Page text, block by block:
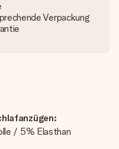
Verpackung
/ 5% Elasthan